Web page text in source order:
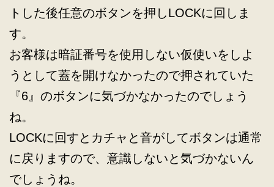
トした後任意のボタンを押しLOCKに回しま
す。
お客様は暗証番号を使用しない仮使いをしよ
うとして蓋を開けなかったので押されていた
『6』のボタンに気づかなかったのでしょう
ね。
LOCKに回すとカチャと音がしてボタンは通常
に戻りますので、意識しないと気づかないん
でしょうね。